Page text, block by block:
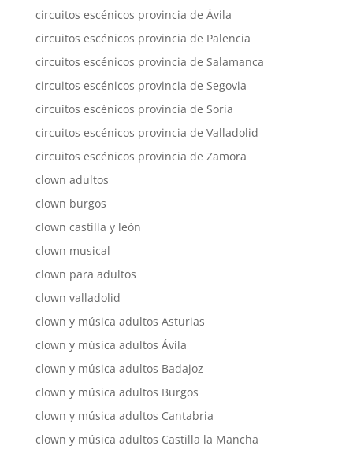
circuitos escénicos provincia de Ávila
circuitos escénicos provincia de Palencia
circuitos escénicos provincia de Salamanca
circuitos escénicos provincia de Segovia
circuitos escénicos provincia de Soria
circuitos escénicos provincia de Valladolid
circuitos escénicos provincia de Zamora
clown adultos
clown burgos
clown castilla y león
clown musical
clown para adultos
clown valladolid
clown y música adultos Asturias
clown y música adultos Ávila
clown y música adultos Badajoz
clown y música adultos Burgos
clown y música adultos Cantabria
clown y música adultos Castilla la Mancha